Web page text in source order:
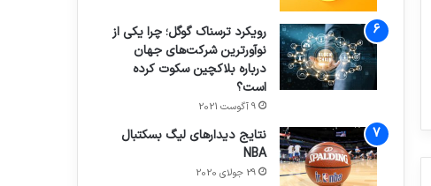
رویکرد ترسناک گوگل؛ چرا یکی از
نوآورترین شرکت‌های جهان
درباره بلاکچین سکوت کرده
است؟
9 آگوست 2021
نتایج دیدار‌های لیگ بسکتبال
NBA
29 جولای 2020